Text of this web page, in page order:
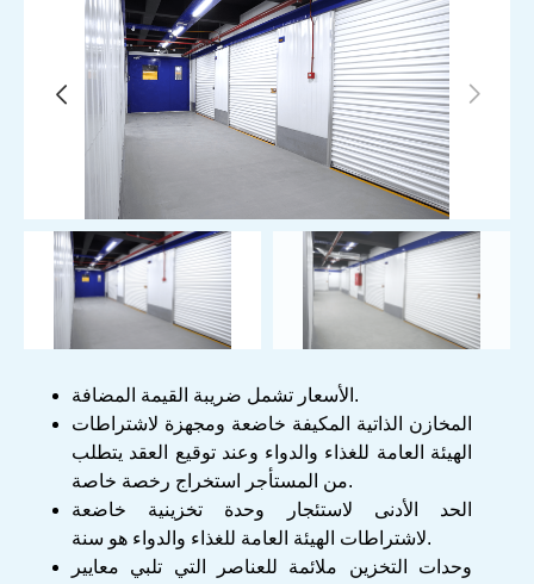
نصف سنوي (خصم 15% عند الدفع المسبق)
سنوي (خصم 25% عند الدفع المسبق)
وصف المواد المخزنة
فضلا أدخل وصف المواد المخزنة، إذا كانت لديك ملاحظات بخصوص
الحجز يرجى وضعها هنا
ارسال
الأسعار تشمل ضريبة القيمة المضافة.
المخازن الذاتية المكيفة خاضعة ومجهزة لاشتراطات
الهيئة العامة للغذاء والدواء وعند توقيع العقد يتطلب
من المستأجر استخراج رخصة خاصة.
الحد الأدنى لاستئجار وحدة تخزينية خاضعة
لاشتراطات الهيئة العامة للغذاء والدواء هو سنة.
وحدات التخزين ملائمة للعناصر التي تلبي معايير